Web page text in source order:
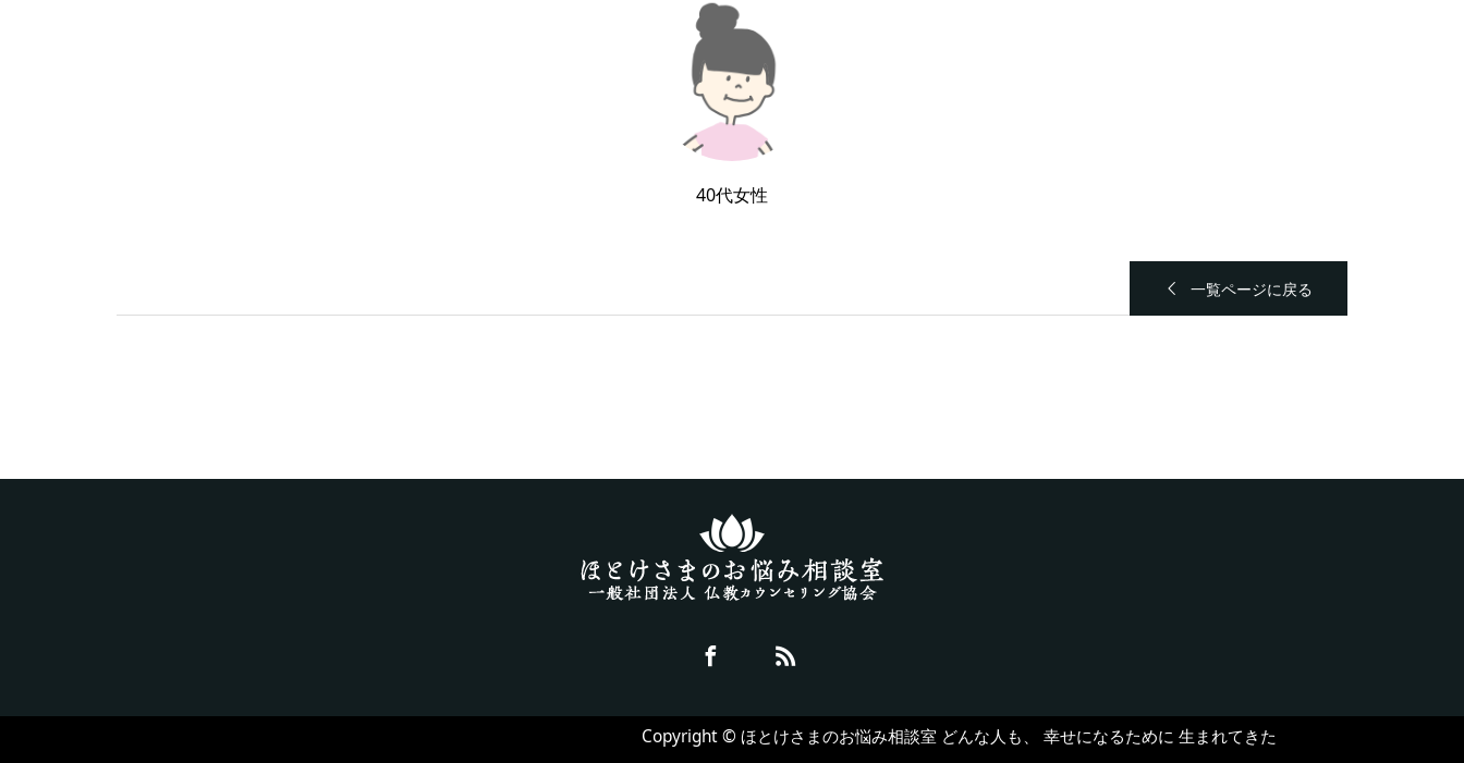
40代女性
一覧ページに戻る
Copyright © ほとけさまのお悩み相談室 どんな人も、 幸せになるために 生まれてきた